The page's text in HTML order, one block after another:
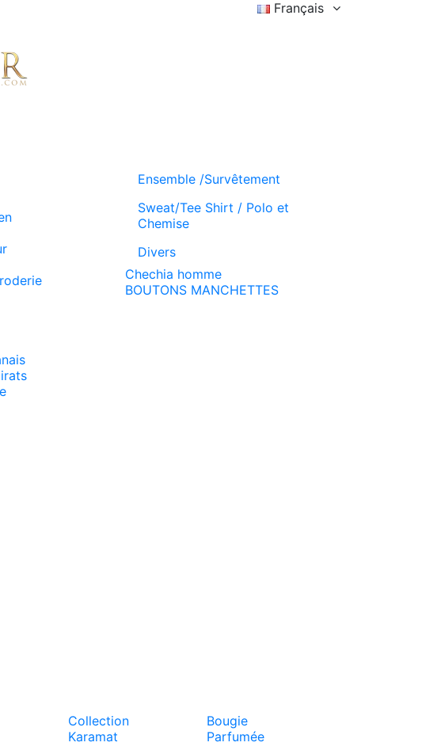
Français
Ensemble /Survêtement
Sweat/Tee Shirt / Polo et
Chemise
Divers
Chechia homme
BOUTONS MANCHETTES
Collection
Karamat
Bougie
Parfumée